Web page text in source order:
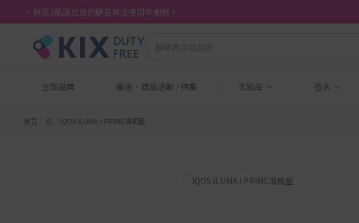
・自第2航廈出發的顧客無法使用本服務。
全部品牌 優惠、贈品活動 / 特集 化妝品 香水
首頁 菸 IQOS ILUMA i PRIME清風藍